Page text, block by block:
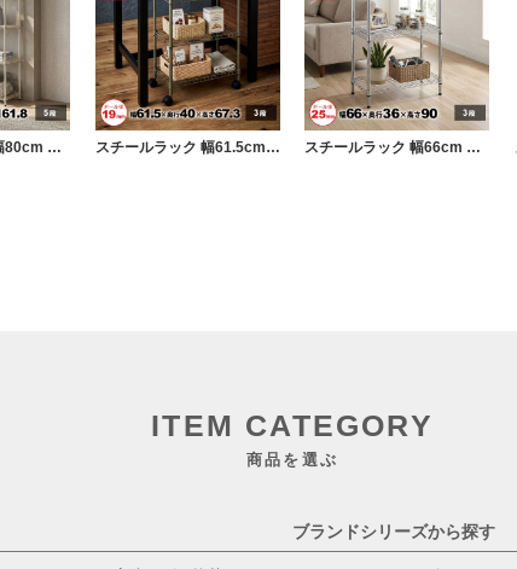
スチールラック 幅80cm メタルラック 5段 ベージュ (ポール直径19mm・棚板5枚) カラーラック ラック 収納 棚 シェルフ スチールラック 幅61.5cm メタルラック 3段 カーキ (ポール直径19mm・棚板3枚) カラーラック ラック 収納 棚 シェルフ スチールラック 幅66cm メタルラック 3段 (ポール直径25mm・棚板3枚) 防サビ加工 ラック 収納 棚 シェルフ